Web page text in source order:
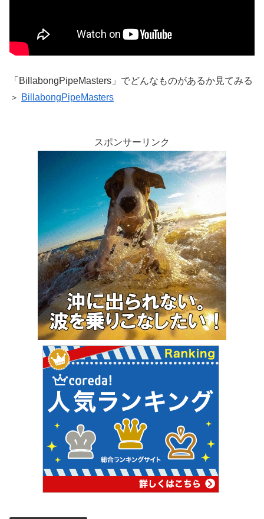
「BillabongPipeMasters」でどんなものがあるか見てみる
＞ BillabongPipeMasters
スポンサーリンク